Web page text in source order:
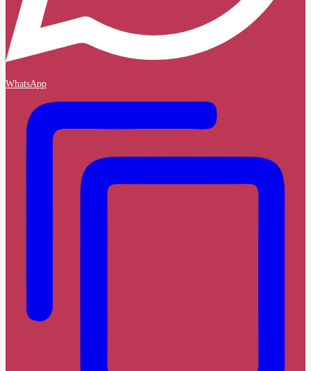
WhatsApp